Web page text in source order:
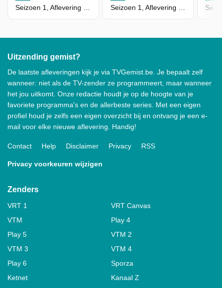
Uitzending gemist?
De laatste afleveringen kijk je via TVGemist.be. Je bepaalt zelf
wanneer: niet als de TV-zender ze programmeert, maar wanneer
het jou uitkomt. Onze redactie houdt je op de hoogte van je
favoriete programma's en de allerbeste series. Met een eigen
profiel houd je zelfs een eigen overzicht bij en ontvang je een e-
mail voor elke nieuwe aflevering. Handig!
Contact Help Disclaimer Privacy RSS
Privacy voorkeuren wijzigen
Zenders
VRT 1
VRT Canvas
VTM
Play 4
Play 5
VTM 2
VTM 3
VTM 4
Play 6
Sporza
Ketnet
Kanaal Z